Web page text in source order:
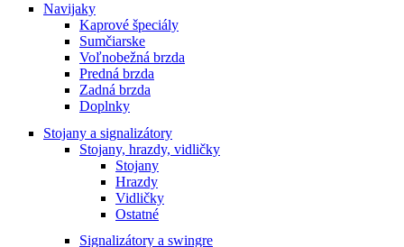
Navijaky
Kaprové špeciály
Sumčiarske
Voľnobežná brzda
Predná brzda
Zadná brzda
Doplnky
Stojany a signalizátory
Stojany, hrazdy, vidličky
Stojany
Hrazdy
Vidličky
Ostatné
Signalizátory a swingre